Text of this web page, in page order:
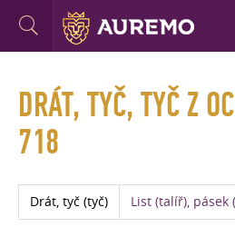
DRÁT, TYČ, TYČ Z
718
Drát, tyč (tyč) List (talíř), pásek